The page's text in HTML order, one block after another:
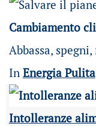
Cambiamento
Abbassa,
In Energia Pulita
Intolleranze